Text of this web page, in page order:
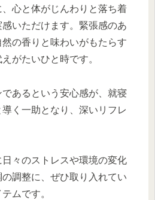
心と体がじんわりと落ち着
いただけます。緊張感のあ
の香りと味わいがもたらす
がたいひと時です。
あるという安心感が、就寝
く一助となり、深いリフレ
々のストレスや環境の変化
調整に、ぜひ取り入れてい
ムです。